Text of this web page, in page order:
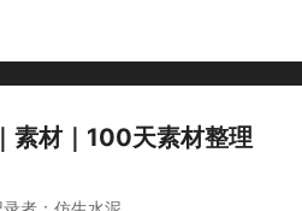
｜素材｜100天素材整理